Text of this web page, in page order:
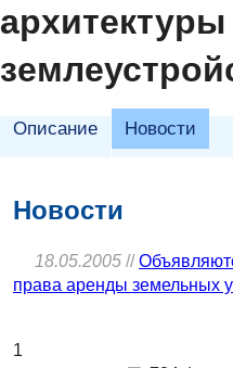
архитектуры
Описание Новости
Новости
18.05.2005 //
права аренды земельных
1